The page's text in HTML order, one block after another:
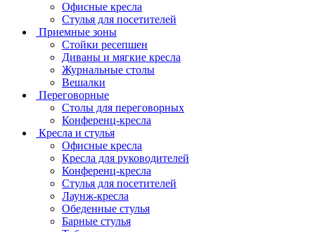
Офисные кресла
Стулья для посетителей
Приемные зоны
Стойки ресепшен
Диваны и мягкие кресла
Журнальные столы
Вешалки
Переговорные
Столы для переговорных
Конференц-кресла
Кресла и стулья
Офисные кресла
Кресла для руководителей
Конференц-кресла
Стулья для посетителей
Лаунж-кресла
Обеденные стулья
Барные стулья